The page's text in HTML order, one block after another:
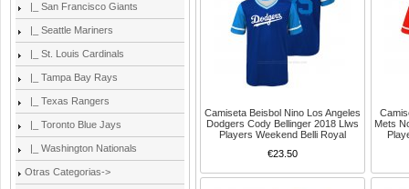
|_ San Francisco Giants
|_ Seattle Mariners
|_ St. Louis Cardinals
|_ Tampa Bay Rays
|_ Texas Rangers
|_ Toronto Blue Jays
|_ Washington Nationals
Otras Categorias->
Camiseta Beisbol Nino Los Angeles
Dodgers Cody Bellinger 2018 Llws
Players Weekend Belli Royal
€23.50
Mets